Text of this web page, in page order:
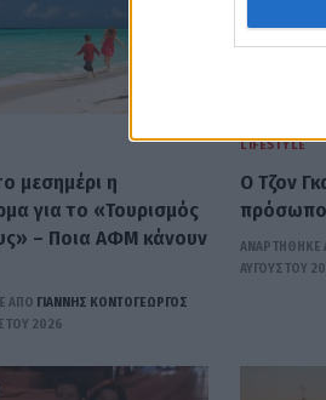
μεσημέρι η
για το «Τουρισμός
– Ποια ΑΦΜ κάνουν
ΑΠΟ ΓΙΆΝΝΗΣ ΚΟΝΤΟΓΕΏΡΓΟΣ
2026
LIFESTYLE
Ο Τζον
πρόσωπο
ΑΝΑΡΤΗΘΗΚΕ
ΑΥΓΟΎΣΤΟΥ